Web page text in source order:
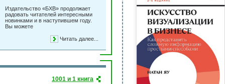
Издательство «БХВ» продолжает
радовать читателей интересными
новинками и в наступившем году.
Вы можете
Читать далее...
1001 и 1 книга